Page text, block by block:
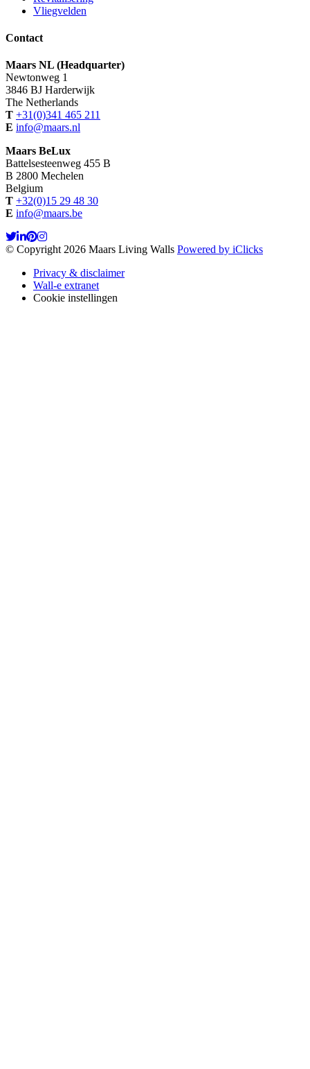
Vliegvelden
Contact
Maars NL (Headquarter)
Newtonweg 1
3846 BJ Harderwijk
The Netherlands
T +31(0)341 465 211
E info@maars.nl
Maars BeLux
Battelsesteenweg 455 B
B 2800 Mechelen
Belgium
T +32(0)15 29 48 30
E info@maars.be
© Copyright 2026 Maars Living Walls Powered by iClicks
Privacy & disclaimer
Wall-e extranet
Cookie instellingen